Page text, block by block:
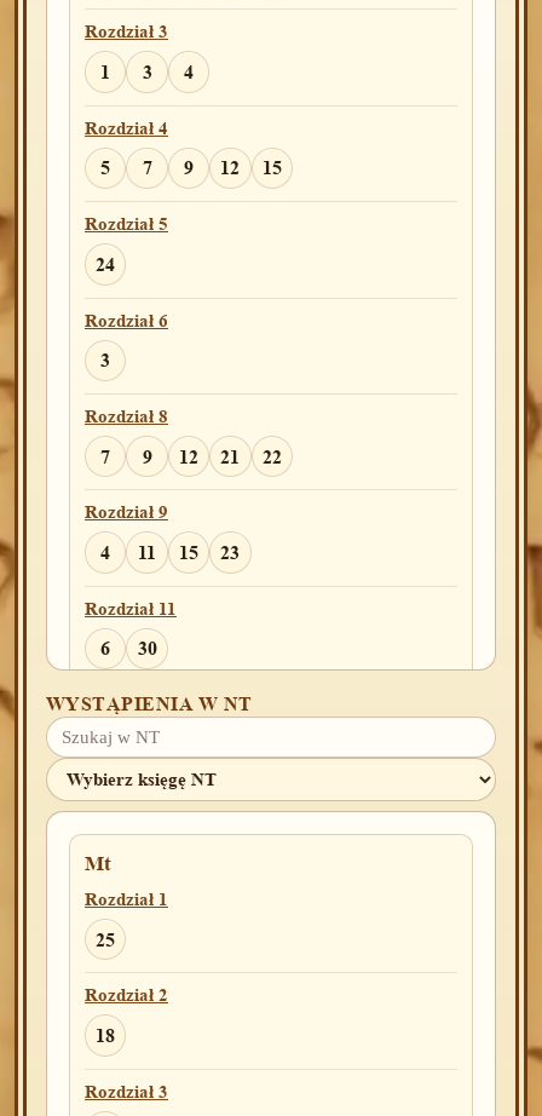
Rozdział 3
1 3 4
Rozdział 4
5 7 9 12 15
Rozdział 5
24
Rozdział 6
3
Rozdział 8
7 9 12 21 22
Rozdział 9
4 11 15 23
Rozdział 11
6 30
Rozdział 12
18
Rozdział 13
6 9
Rozdział 15
3
Rozdział 16
1
Rozdział 17
WYSTĄPIENIA W NT
Mt
Rozdział 1
25
Rozdział 2
18
Rozdział 3